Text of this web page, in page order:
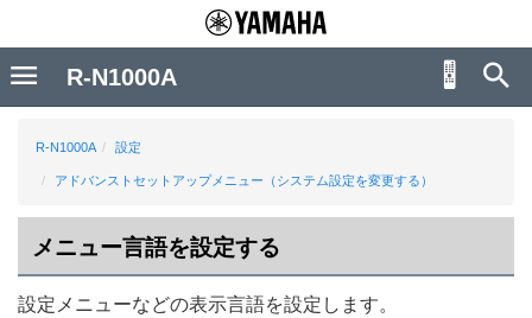
R-N1000A 設定
アドバンストセットアップメニュー（システム設定を変更する）
メニュー言語を設定する
設定 メニューなどの表示言語を設定します。
R-N1000A